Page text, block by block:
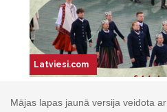
Mājas lapas jaunā versija veidota ar